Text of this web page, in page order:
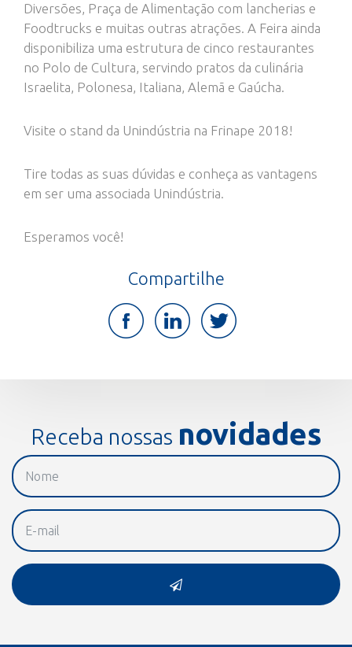
Diversões, Praça de Alimentação com lancherias e
Foodtrucks e muitas outras atrações. A Feira ainda
disponibiliza uma estrutura de cinco restaurantes
no Polo de Cultura, servindo pratos da culinária
Israelita, Polonesa, Italiana, Alemã e Gaúcha.
Visite o stand da Unindústria na Frinape 2018!
Tire todas as suas dúvidas e conheça as vantagens
em ser uma associada Unindústria.
Esperamos você!
Compartilhe
Receba nossas novidades